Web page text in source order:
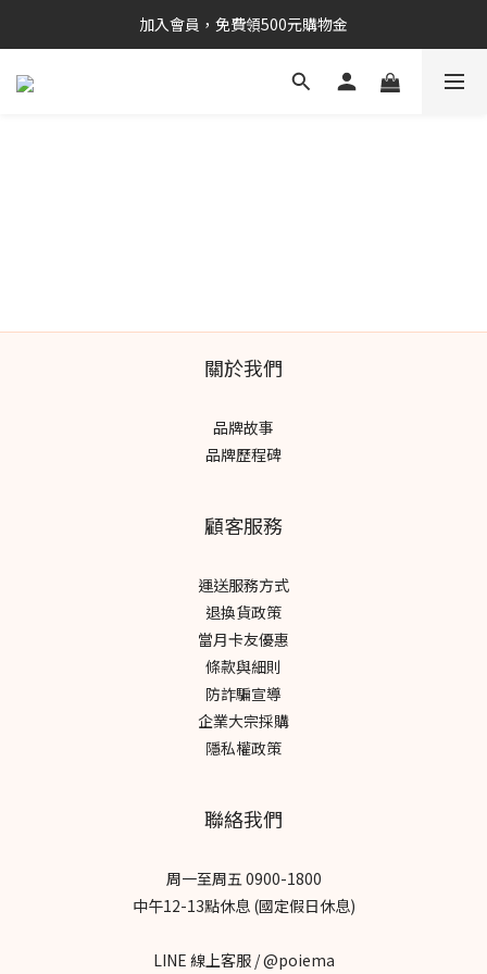
加入會員，免費領500元購物金
關於我們
品牌故事
品牌歷程碑
顧客服務
運送服務方式
退換貨政策
當月卡友優惠
條款與細則
防詐騙宣導
企業大宗採購
隱私權政策
聯絡我們
周一至周五 0900-1800
中午12-13點休息 (國定假日休息)
LINE 線上客服 / @poiema